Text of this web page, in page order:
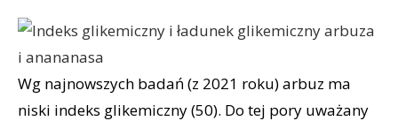
Wg najnowszych badań (z 2021 roku) arbuz ma
niski indeks glikemiczny (50). Do tej pory uważany